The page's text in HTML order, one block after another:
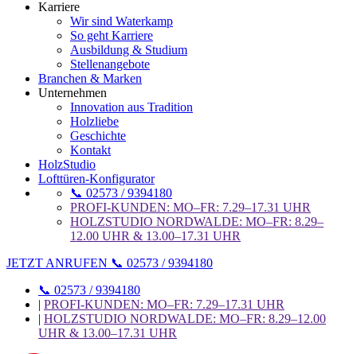
Karriere
Wir sind Waterkamp
So geht Karriere
Ausbildung & Studium
Stellenangebote
Branchen & Marken
Unternehmen
Innovation aus Tradition
Holzliebe
Geschichte
Kontakt
HolzStudio
Lofttüren-Konfigurator
📞 02573 / 9394180
PROFI-KUNDEN: MO–FR: 7.29–17.31 UHR
HOLZSTUDIO NORDWALDE: MO–FR: 8.29–
12.00 UHR & 13.00–17.31 UHR
JETZT ANRUFEN 📞 02573 / 9394180
📞 02573 / 9394180
| PROFI-KUNDEN: MO–FR: 7.29–17.31 UHR
| HOLZSTUDIO NORDWALDE: MO–FR: 8.29–12.00
UHR & 13.00–17.31 UHR